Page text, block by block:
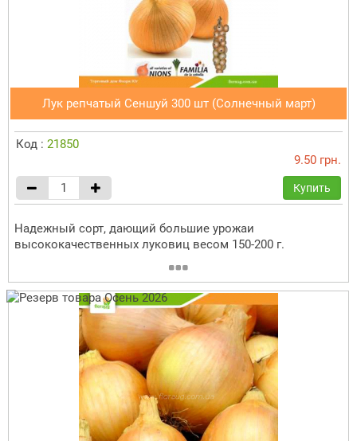
Лук репчатый Сеншуй 300 шт (Солнечный март)
Код : 21850
9.50 грн.
Купить
Надежный сорт, дающий большие урожаи
высококачественных луковиц весом 150-200 г.